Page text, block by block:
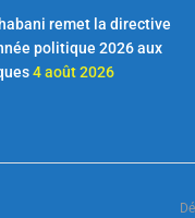
remet la directive
politique 2026 aux
4 août 2026